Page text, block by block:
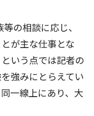
の相談に応じ、
が主な仕事とな
いう点では記者の
強みにとらえてい
一線上にあり、大